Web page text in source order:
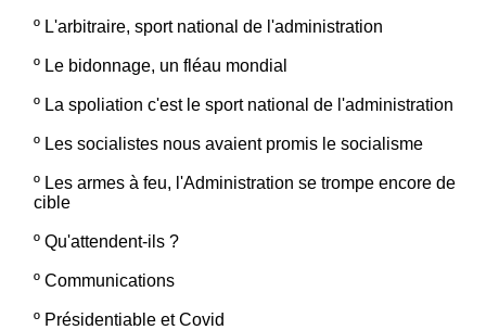
º L'arbitraire, sport national de l'administration
º Le bidonnage, un fléau mondial
º La spoliation c'est le sport national de l'administration
º Les socialistes nous avaient promis le socialisme
º Les armes à feu, l'Administration se trompe encore de
cible
º Qu'attendent-ils ?
º Communications
º Présidentiable et Covid